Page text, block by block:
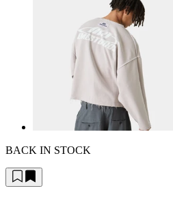
BACK IN STOCK